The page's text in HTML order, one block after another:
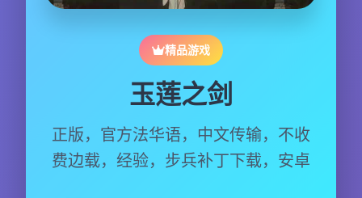
精品游戏
玉莲之剑
正版，官方法华语，中文传输，不收
费边载，经验，步兵补丁下载，安卓